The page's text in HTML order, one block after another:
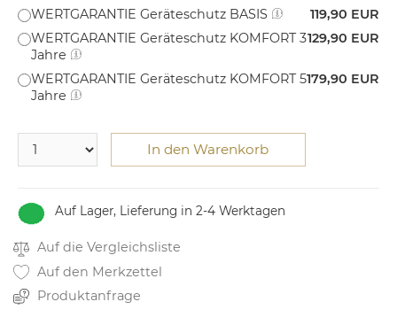
Auf Lager, Lieferung in 2-4 Werktagen
WERTGARANTIE Geräteschutz BASIS
119,90 EUR
WERTGARANTIE Geräteschutz KOMFORT 3
Jahre
129,90 EUR
WERTGARANTIE Geräteschutz KOMFORT 5
Jahre
179,90 EUR
In den Warenkorb
Auf die Vergleichsliste
Auf den Merkzettel
Produktanfrage